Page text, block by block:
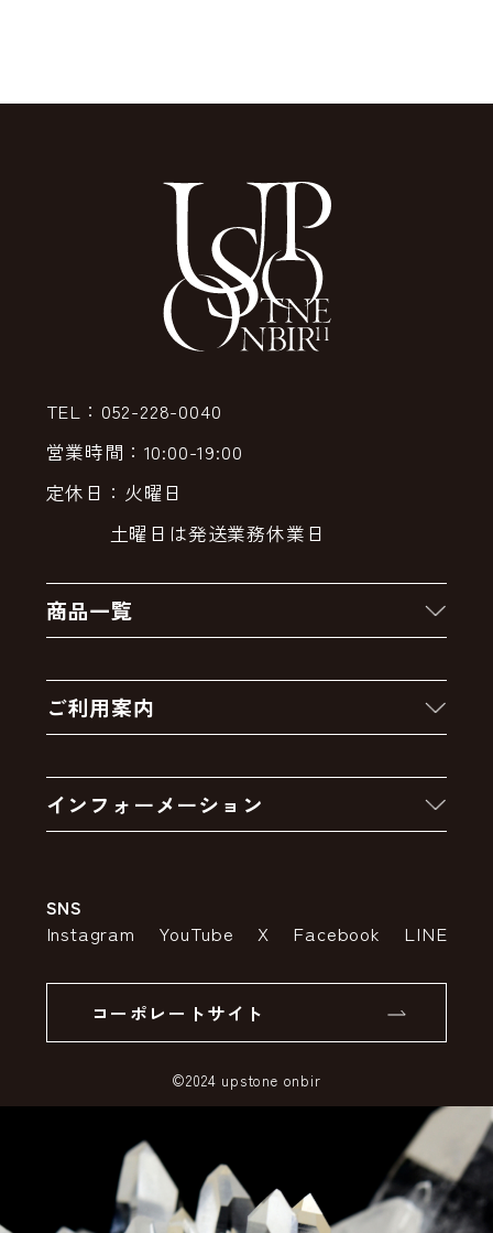
TEL：052-228-0040
営業時間：10:00-19:00
定休日：火曜日
土曜日は発送業務休業日
商品一覧
クーポン
卸販売・大量注文
アウトレットセール
ご利用案内
お支払いについて
インフォーメーション
特定商取引法の表示
SSLサーバー証明書とは
SNS
Instagram YouTube X Facebook LINE
コーポレートサイト
©2024 upstone onbir